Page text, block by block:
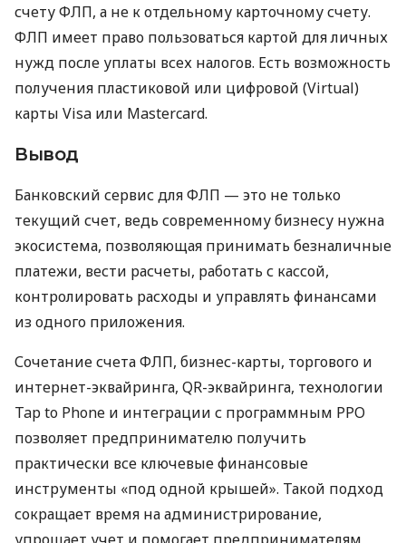
счету ФЛП, а не к отдельному карточному счету.
ФЛП имеет право пользоваться картой для личных
нужд после уплаты всех налогов. Есть возможность
получения пластиковой или цифровой (Virtual)
карты Visa или Mastercard.
Вывод
Банковский сервис для ФЛП — это не только
текущий счет, ведь современному бизнесу нужна
экосистема, позволяющая принимать безналичные
платежи, вести расчеты, работать с кассой,
контролировать расходы и управлять финансами
из одного приложения.
Сочетание счета ФЛП, бизнес-карты, торгового и
интернет-эквайринга, QR-эквайринга, технологии
Tap to Phone и интеграции с программным РРО
позволяет предпринимателю получить
практически все ключевые финансовые
инструменты «под одной крышей». Такой подход
сокращает время на администрирование,